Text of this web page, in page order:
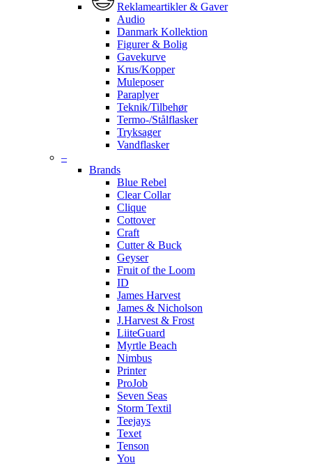
Reklameartikler & Gaver
Audio
Danmark Kollektion
Figurer & Bolig
Gavekurve
Krus/Kopper
Muleposer
Paraplyer
Teknik/Tilbehør
Termo-/Stålflasker
Tryksager
Vandflasker
–
Brands
Blue Rebel
Clear Collar
Clique
Cottover
Craft
Cutter & Buck
Geyser
Fruit of the Loom
ID
James Harvest
James & Nicholson
J.Harvest & Frost
LiiteGuard
Myrtle Beach
Nimbus
Printer
ProJob
Seven Seas
Storm Textil
Teejays
Texet
Tenson
You